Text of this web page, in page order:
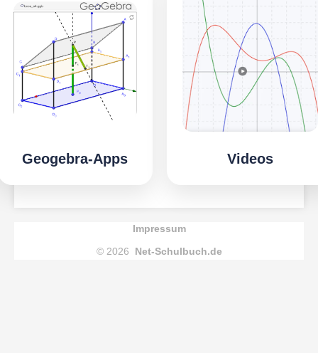
Geogebra-Apps Videos
Impressum
© 2026
Net-Schulbuch.de